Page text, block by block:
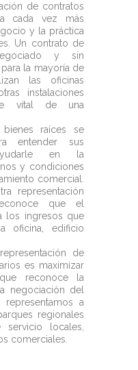
de contratos
cada vez más
y la práctica
Un contrato de
y sin
la mayoría de
las oficinas
instalaciones
vital de una
raíces se
entender sus
en la
y condiciones
comercial.
representación
que el
los ingresos que
oficina, edificio
de
es maximizar
reconoce la
negociación del
representamos a
regionales
locales,
comerciales.